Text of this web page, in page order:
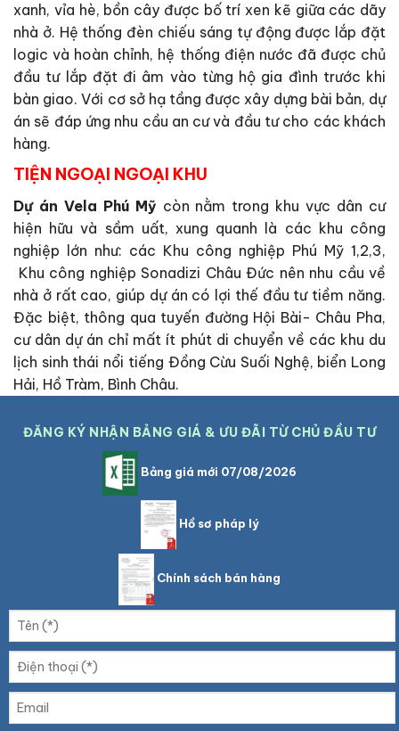
xanh, vỉa hè, bồn cây được bố trí xen kẽ giữa các dãy
nhà ở. Hệ thống đèn chiếu sáng tự động được lắp đặt
logic và hoàn chỉnh, hệ thống điện nước đã được chủ
đầu tư lắp đặt đi âm vào từng hộ gia đình trước khi
bàn giao. Với cơ sở hạ tầng được xây dựng bài bản, dự
án sẽ đáp ứng nhu cầu an cư và đầu tư cho các khách
hàng.
TIỆN NGOẠI NGOẠI KHU
Dự án Vela Phú Mỹ còn nằm trong khu vực dân cư
hiện hữu và sầm uất, xung quanh là các khu công
nghiệp lớn như: các Khu công nghiệp Phú Mỹ 1,2,3,
Khu công nghiệp Sonadizi Châu Đức nên nhu cầu về
nhà ở rất cao, giúp dự án có lợi thế đầu tư tiềm năng.
Đặc biệt, thông qua tuyến đường Hội Bài- Châu Pha,
cư dân dự án chỉ mất ít phút di chuyển về các khu du
lịch sinh thái nổi tiếng Đồng Cừu Suối Nghệ, biển Long
Hải, Hồ Tràm, Bình Châu.
ĐĂNG KÝ NHẬN BẢNG GIÁ & ƯU ĐÃI TỪ CHỦ ĐẦU TƯ
Bảng giá mới 07/08/2026
Hồ sơ pháp lý
Chính sách bán hàng